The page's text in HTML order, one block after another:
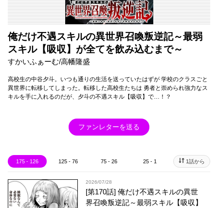
俺だけ不遇スキルの異世界召喚叛逆記～最弱
スキル【吸収】が全てを飲み込むまで～
すかいふぁーむ/高幡隆盛
高校生の中谷夕斗。いつも通りの生活を送っていたはずが 学校のクラスごと
異世界に転移してしまった。転移した高校生たちは 勇者と崇められ強力なス
キルを手に入れるのだが、夕斗の不遇スキル【吸収】で…！？
ファンレターを送る
175 - 126 125 - 76 75 - 26 25 - 1 1話から
2026/07/28
[第170話] 俺だけ不遇スキルの異世
界召喚叛逆記～最弱スキル【吸収】